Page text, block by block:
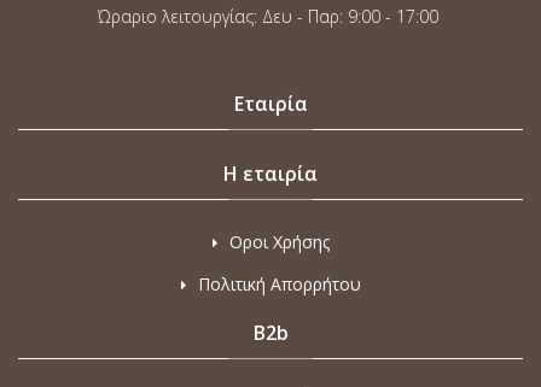
Ώραριο λειτουργίας: Δευ - Παρ: 9:00 - 17:00
Εταιρία
Η εταιρία
Οροι Χρήσης
Πολιτική Απορρήτου
B2b